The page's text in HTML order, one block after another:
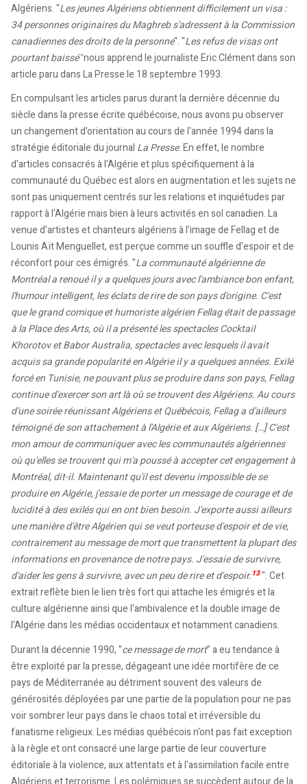
Algériens. "Les jeunes Algériens obtiennent difficilement un visa :
34 personnes originaires du Maghreb s'adressent à la Commission
canadiennes des droits de la personne". "Les refus de visas ont
pourtant baissé"nous apprend le journaliste Eric Clément dans son
article paru dans La Presse le 18 septembre 1993.
En compulsant les articles parus durant la dernière décennie du
siècle dans la presse écrite québécoise, nous avons pu observer
un changement d'orientation au cours de l'année 1994 dans la
stratégie éditoriale du journal La Presse. En effet, le nombre
d'articles consacrés à l'Algérie et plus spécifiquement à la
communauté du Québec est alors en augmentation et les sujets ne
sont pas uniquement centrés sur les relations et inquiétudes par
rapport à l'Algérie mais bien à leurs activités en sol canadien. La
venue d'artistes et chanteurs algériens à l'image de Fellag et de
Lounis Aït Menguellet, est perçue comme un souffle d'espoir et de
réconfort pour ces émigrés. "La communauté algérienne de
Montréal a renoué il y a quelques jours avec l'ambiance bon enfant,
l'humour intelligent, les éclats de rire de son pays d'origine. C'est
que le grand comique et humoriste algérien Fellag était de passage
à la Place des Arts, où il a présenté les spectacles Cocktail
Khorotov et Babor Australia, spectacles avec lesquels il avait
acquis sa grande popularité en Algérie il y a quelques années. Exilé
forcé en Tunisie, ne pouvant plus se produire dans son pays, Fellag
continue d'exercer son art là où se trouvent des Algériens. Au cours
d'une soirée réunissant Algériens et Québécois, Fellag a d'ailleurs
témoigné de son attachement à l'Algérie et aux Algériens. […] C'est
mon amour de communiquer avec les communautés algériennes
où qu'elles se trouvent qui m'a poussé à accepter cet engagement à
Montréal, dit-il. Maintenant qu'il est devenu impossible de se
produire en Algérie, j'essaie de porter un message de courage et de
lucidité à des exilés qui en ont bien besoin. J'exporte aussi ailleurs
une manière d'être Algérien qui se veut porteuse d'espoir et de vie,
contrairement au message de mort que transmettent la plupart des
informations en provenance de notre pays. J'essaie de survivre,
d'aider les gens à survivre, avec un peu de rire et d'espoir. 13". Cet
extrait reflète bien le lien très fort qui attache les émigrés et la
culture algérienne ainsi que l'ambivalence et la double image de
l'Algérie dans les médias occidentaux et notamment canadiens.
Durant la décennie 1990, "ce message de mort" a eu tendance à
être exploité par la presse, dégageant une idée mortifère de ce
pays de Méditerranée au détriment souvent des valeurs de
générosités déployées par une partie de la population pour ne pas
voir sombrer leur pays dans le chaos total et irréversible du
fanatisme religieux. Les médias québécois n'ont pas fait exception
à la règle et ont consacré une large partie de leur couverture
éditoriale à la violence, aux attentats et à l'assimilation facile entre